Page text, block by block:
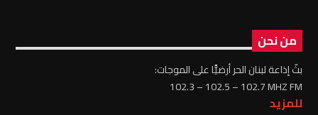
من نحن
بثّ إذاعة لبنان الحر أرضيًّا على الموجات:
102.3 – 102.5 – 102.7 MHZ FM
للمزيد